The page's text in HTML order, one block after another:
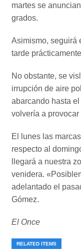
martes se
grados.
Asimismo, seguirá
tarde
No obstante, se
irrupción de aire
abarcando hasta
volvería a
El lunes las
respecto al
llegará a nuestra
venidera.
adelantado el
Gómez.
El Once
RELATED ITEMS